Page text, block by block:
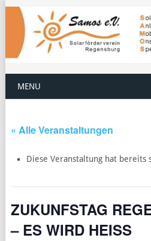
MENU
« Alle Veranstaltungen
Diese Veranstaltung hat bereits
ZUKUNFSTAG
– ES WIRD HEISS